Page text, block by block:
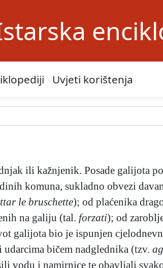
Uvjeti korištenja
ili kažnjenik. Posade galijota
komuna, sukladno obvezi
le bruschette); od plaćenika
na galiju (tal. forzati); od
galijota bio je ispunjen
bičem nadglednika (tzv.
vodu i namirnice te obavljali